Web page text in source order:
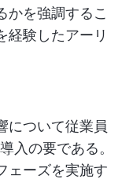
かを強調するこ
経験したアーリ
について従業員
入の要である。
ェーズを実施す